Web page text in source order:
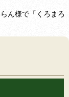
ん様で「くろまろ